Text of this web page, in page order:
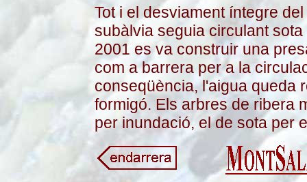
Tot i el desviament íntegre
subàlvia seguia circulant
2001 es va construir una
com a barrera per a la
conseqüència, l'aigua queda
formigó. Els arbres de ribera
per inundació, el de sota per